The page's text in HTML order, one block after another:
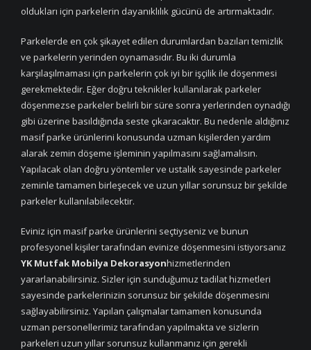
oldukları için parkelerin dayanıklılık gücünü de artırmaktadır.
Parkelerde en çok şikayet edilen durumlardan bazıları temizlik
ve parkelerin yerinden oynamasıdır. Bu iki durumla
karşılaşılmaması için parkelerin çok iyi bir işçilik ile döşenmesi
gerekmektedir. Eğer doğru teknikler kullanılarak parkeler
döşenmezse parkeler belirli bir süre sonra yerlerinden oynadığı
gibi üzerine basıldığında seste çıkaracaktır. Bu nedenle aldığınız
masif parke ürünlerini konusunda uzman kişilerden yardım
alarak zemin döşeme işleminin yapılmasını sağlamalısın.
Yapılacak olan doğru yöntemler ve ustalık sayesinde parkeler
zeminle tamamen birleşecek ve uzun yıllar sorunsuz bir şekilde
parkeler kullanılabilecektir.
Eviniz için masif parke ürünlerini seçtiyseniz ve bunun
profesyonel kişiler tarafından evinize döşenmesini istiyorsanız
YK Mutfak Mobilya Dekorasyonhizmetlerinden
yararlanabilirsiniz. Sizler için sunduğumuz tadilat hizmetleri
sayesinde parkelerinizin sorunsuz bir şekilde döşenmesini
sağlayabilirsiniz. Yapılan çalışmalar tamamen konusunda
uzman personellerimiz tarafından yapılmakta ve sizlerin
parkeleri uzun yıllar sorunsuz kullanmanız için gerekli